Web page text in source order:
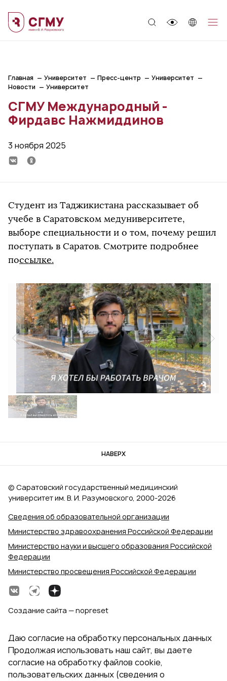
Главная Университет Пресс-центр
Университет
Новости
Университет
СГМУ Международный -
Фирдавс Нажмиддинов
3 ноября 2025
Студент из Таджикистана рассказывает об
учебе в Саратовском медуниверситете,
выборе специальности и о том, почему решил
поступать в Саратов. Смотрите подробнее
поссылке.
НАВЕРХ
Сведения об образовательной организации
Министерство здравоохранения Российской Федерации
Министерство науки и высшего образования Российской
Федерации
Министерство просвещения Российской Федерации
© Саратовский государственный медицинский
университет им. В. И. Разумовского, 2000‑2026
Создание сайта — nopreset
Даю согласие на обработку персональных данных
Продолжая использовать наш сайт, вы даете
согласие на обработку файлов cookie,
пользовательских данных (сведения о